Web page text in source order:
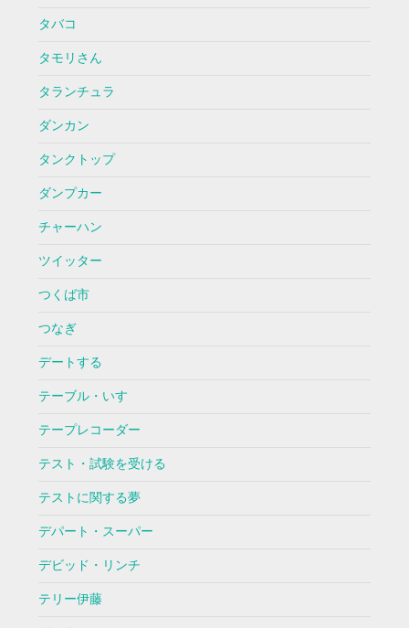
タバコ
タモリさん
タランチュラ
ダンカン
タンクトップ
ダンプカー
チャーハン
ツイッター
つくば市
つなぎ
デートする
テーブル・いす
テープレコーダー
テスト・試験を受ける
テストに関する夢
デパート・スーパー
デビッド・リンチ
テリー伊藤